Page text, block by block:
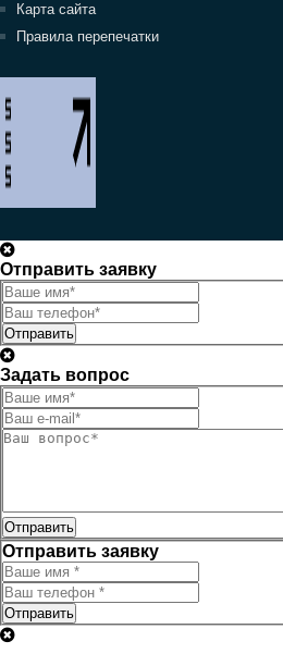
Карта сайта
Правила перепечатки
Отправить заявку
Отправить
Задать вопрос
Отправить
Отправить заявку
Отправить